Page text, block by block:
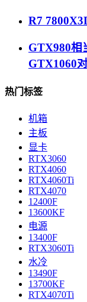
R7
GTX980相
GTX1060
热门标签
机箱
主板
显卡
RTX3060
RTX4060
RTX4060Ti
RTX4070
12400F
13600KF
电源
13400F
RTX3060Ti
水冷
13490F
13700KF
RTX4070Ti